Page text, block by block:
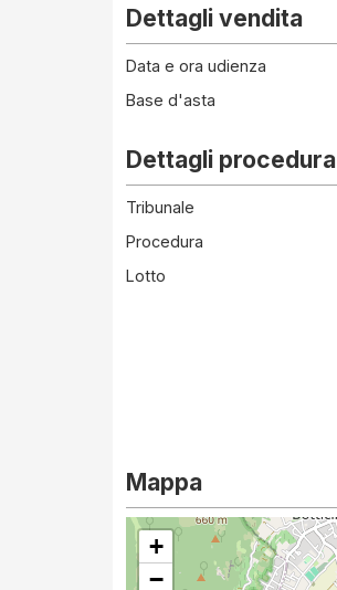
Dettagli vendita
Data e ora udienza
Base d'asta
Dettagli procedura
Tribunale
Procedura
Lotto
Mappa
+
−